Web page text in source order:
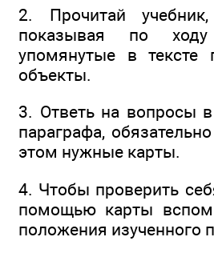
2. Прочитай
показывая по
упомянутые в тексте
объекты.
3. Ответь на вопросы
параграфа,
этом нужные карты.
4. Чтобы проверить
помощью карты
положения изученного